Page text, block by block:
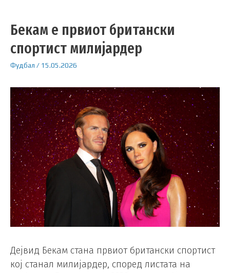
Бекам е првиот британски
спортист милијардер
Фудбал / 15.05.2026
Дејвид Бекам стана првиот британски спортист
кој станал милијардер, според листата на